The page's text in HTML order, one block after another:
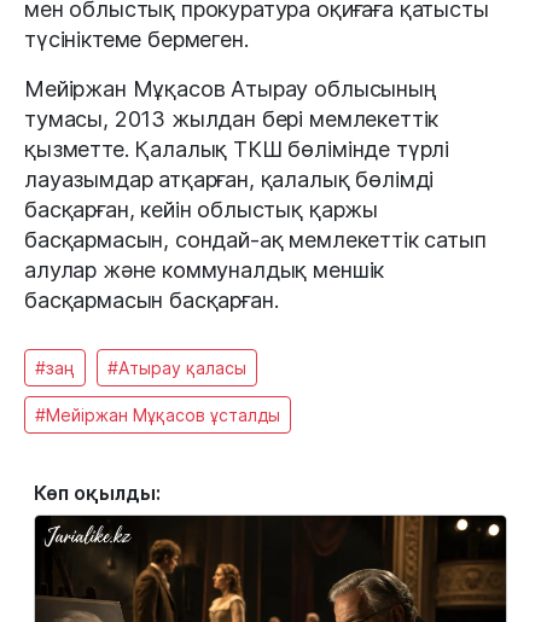
мен облыстық прокуратура оқиғаға қатысты
түсініктеме бермеген.
Мейіржан Мұқасов Атырау облысының
тумасы, 2013 жылдан бері мемлекеттік
қызметте. Қалалық ТКШ бөлімінде түрлі
лауазымдар атқарған, қалалық бөлімді
басқарған, кейін облыстық қаржы
басқармасын, сондай-ақ мемлекеттік сатып
алулар және коммуналдық меншік
басқармасын басқарған.
#заң #Атырау қаласы
#Мейіржан Мұқасов ұсталды
Көп оқылды: